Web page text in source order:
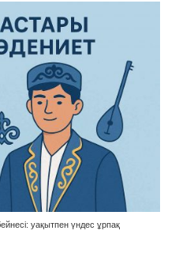
уақытпен үндес ұрпақ